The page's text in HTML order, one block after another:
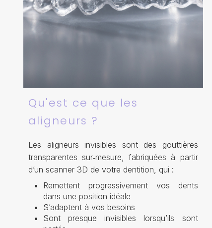
Qu'est ce que les
aligneurs ?
Les aligneurs invisibles sont des gouttières
transparentes sur‑mesure, fabriquées à partir
d’un scanner 3D de votre dentition, qui :
Remettent progressivement vos dents
dans une position idéale
S’adaptent à vos besoins
Sont presque invisibles lorsqu’ils sont